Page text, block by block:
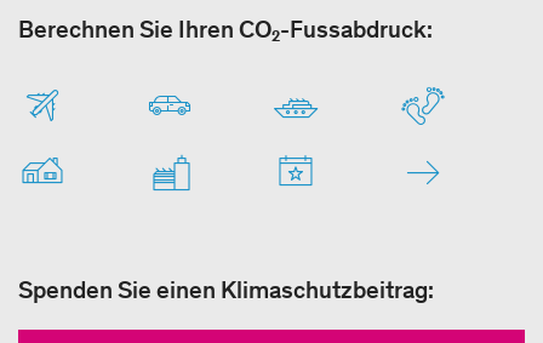
Berechnen Sie Ihren CO₂-Fussabdruck:
Spenden Sie einen Klimaschutzbeitrag: